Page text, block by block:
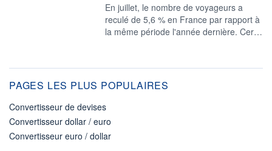
En juillet, le nombre de voyageurs a
reculé de 5,6 % en France par rapport à
la même période l'année dernière. Cer…
PAGES LES PLUS POPULAIRES
Convertisseur de devises
Convertisseur dollar / euro
Convertisseur euro / dollar